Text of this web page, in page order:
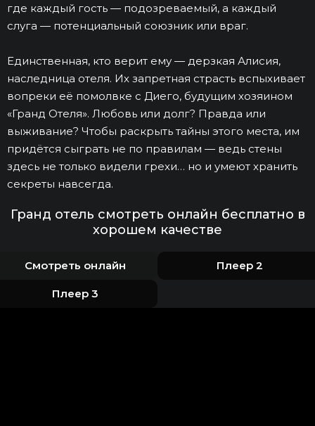
где каждый гость — подозреваемый, а каждый
слуга — потенциальный союзник или враг.
Единственная, кто верит ему — дерзкая Алисия,
наследница отеля. Их запретная страсть вспыхивает
вопреки её помолвке с Диего, будущим хозяином
«Гранд Отеля». Любовь или долг? Правда или
выживание? Чтобы раскрыть тайны этого места, им
придётся сыграть не по правилам — ведь стены
здесь не только видели грехи… но и умеют хранить
секреты навсегда.
Гранд отель смотреть онлайн бесплатно в
хорошем качестве
Смотреть онлайн Плеер 2
Плеер 3